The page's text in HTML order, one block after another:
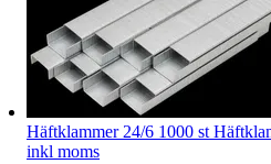
Häftklammer 24/6 1000 st
inkl moms